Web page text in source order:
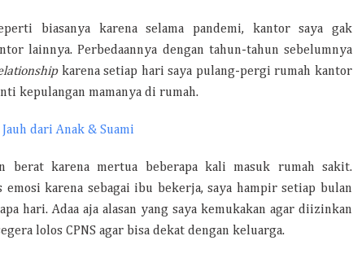
biasanya karena selama pandemi, kantor saya gak
lainnya. Perbedaannya dengan tahun-tahun sebelumnya
karena setiap hari saya pulang-pergi rumah kantor
kepulangan mamanya di rumah.
dari Anak & Suami
berat karena mertua beberapa kali masuk rumah sakit.
emosi karena sebagai ibu bekerja, saya hampir setiap bulan
hari. Adaa aja alasan yang saya kemukakan agar diizinkan
lolos CPNS agar bisa dekat dengan keluarga.